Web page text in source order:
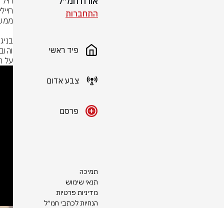
התחברות
פיד ראשי
צבע אדום
פרסם
תמיכה
תנאי שימוש
מדיניות פרטיות
הנחיות לכתבי חמ״ל
על